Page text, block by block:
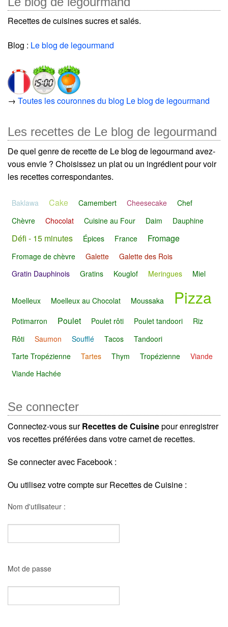
Recettes de cuisines sucres et salés.
Blog : Le blog de legourmand
→ Toutes les couronnes du blog Le blog de legourmand
Les recettes de Le blog de legourmand
De quel genre de recette de Le blog de legourmand avez-
vous envie ? Choisissez un plat ou un ingrédient pour voir
les recettes correspondantes.
Baklawa Cake Camembert Cheesecake
Chef
Chèvre
Chocolat Cuisine au Four Daim Dauphine
Défi - 15 minutes Épices France Fromage
Fromage de chèvre Galette
Galette des Rois
Gratin Dauphinois
Gratins Kouglof Meringues Miel
Moelleux Moelleux au Chocolat Moussaka Pizza
Potimarron Poulet Poulet rôti Poulet tandoori
Riz
Rôti
Saumon Soufflé Tacos
Tandoori
Tarte Tropézienne
Tartes Thym Tropézienne
Viande
Viande Hachée
Se connecter
Connectez-vous surRecettes de Cuisinepour enregistrer
vos recettes préférées dans votre carnet de recettes.
Se connecter avec Facebook :
Ou utilisez votre compte sur Recettes de Cuisine :
Nom d'utilisateur :
Mot de passe